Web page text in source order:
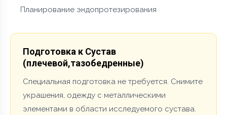
Планирование эндопротезирования
Подготовка к Сустав
(плечевой,тазобедренные)
Специальная подготовка не требуется. Снимите
украшения, одежду с металлическими
элементами в области исследуемого сустава.